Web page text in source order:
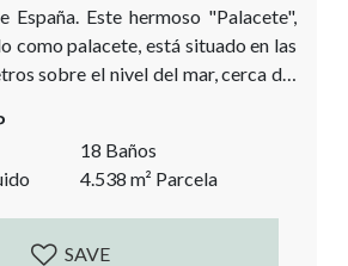
España. Este hermoso "Palacete",
como palacete, está situado en las
sobre el nivel del mar, cerca del
histórica se encuentra a 30
de Almuñécar. La historia de la
a la época árabe, con un...
18 Baños
4.538 m² Parcela
SAVE